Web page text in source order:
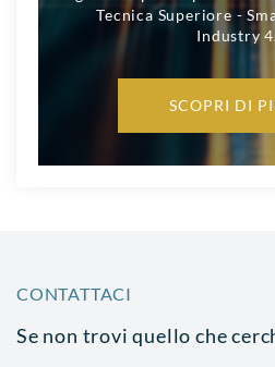
Tecnica Superiore -
Industry
SCOPRI DI
CONTATTACI
Se non trovi quello che